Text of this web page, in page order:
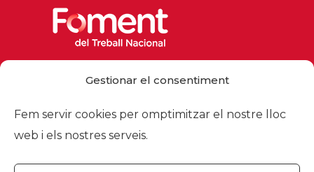
Gestionar el consentiment
Fem servir cookies per omptimitzar el nostre lloc
web i els nostres serveis.
foment@foment.com